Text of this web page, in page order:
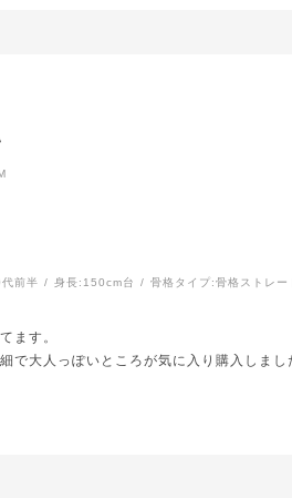
前半 身長: 150cm台 骨格タイプ:骨格ストレー
ます。
で大人っぽいところが気に入り購入しまし